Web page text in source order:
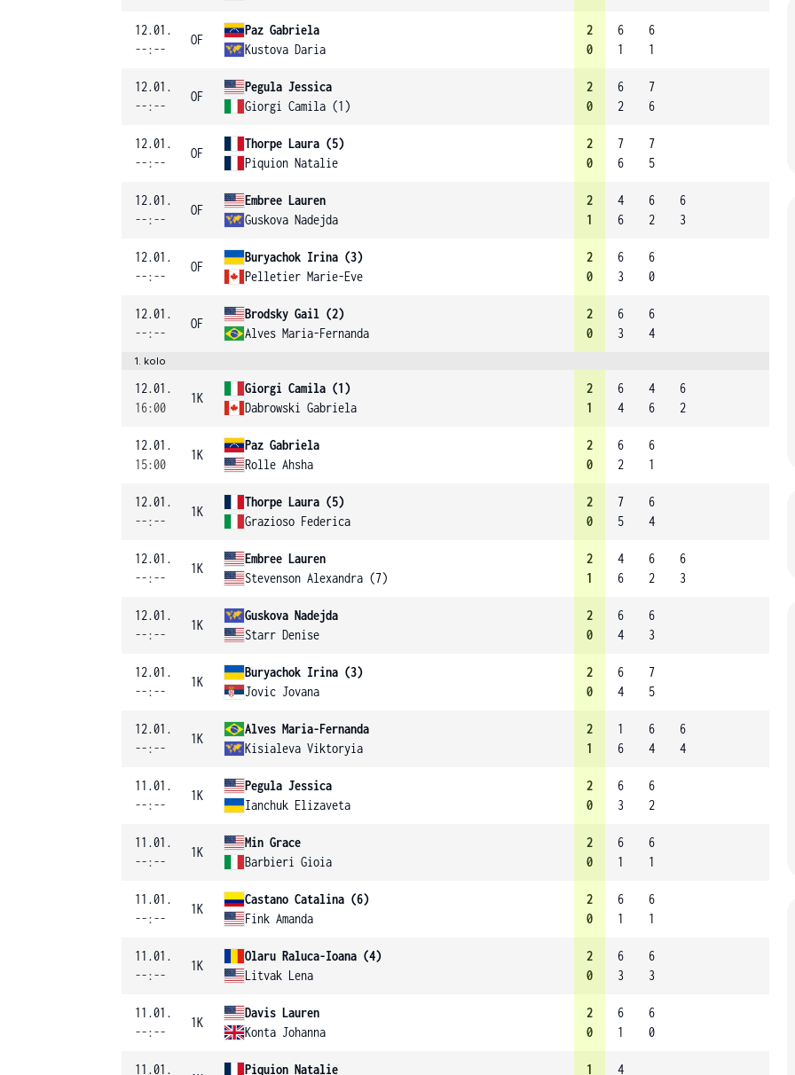
12.01.
--:--
OF
Paz Gabriela
Kustova Daria
2
0
6
1
6
1
12.01.
--:--
OF
Pegula Jessica
Giorgi Camila (1)
2
0
6
2
7
6
12.01.
--:--
OF
Thorpe Laura (5)
Piquion Natalie
2
0
7
6
7
5
12.01.
--:--
OF
Embree Lauren
Guskova Nadejda
2
1
4
6
6
2
6
3
12.01.
--:--
OF
Buryachok Irina (3)
Pelletier Marie-Eve
2
0
6
3
6
0
12.01.
--:--
OF
Brodsky Gail (2)
Alves Maria-Fernanda
2
0
6
3
6
4
1. kolo
12.01.
16:00
1K
Giorgi Camila (1)
Dabrowski Gabriela
2
1
6
4
4
6
6
2
12.01.
15:00
1K
Paz Gabriela
Rolle Ahsha
2
0
6
2
6
1
12.01.
--:--
1K
Thorpe Laura (5)
Grazioso Federica
2
0
7
5
6
4
12.01.
--:--
1K
Embree Lauren
Stevenson Alexandra (7)
2
1
4
6
6
2
6
3
12.01.
--:--
1K
Guskova Nadejda
Starr Denise
2
0
6
4
6
3
12.01.
--:--
1K
Buryachok Irina (3)
Jovic Jovana
2
0
6
4
7
5
12.01.
--:--
1K
Alves Maria-Fernanda
Kisialeva Viktoryia
2
1
1
6
6
4
6
4
11.01.
--:--
1K
Pegula Jessica
Ianchuk Elizaveta
2
0
6
3
6
2
11.01.
--:--
1K
Min Grace
Barbieri Gioia
2
0
6
1
6
1
11.01.
--:--
1K
Castano Catalina (6)
Fink Amanda
2
0
6
1
6
1
11.01.
--:--
1K
Olaru Raluca-Ioana (4)
Litvak Lena
2
0
6
3
6
3
11.01.
--:--
1K
Davis Lauren
Konta Johanna
2
0
6
1
6
0
11.01. Piquion Natalie 1 4